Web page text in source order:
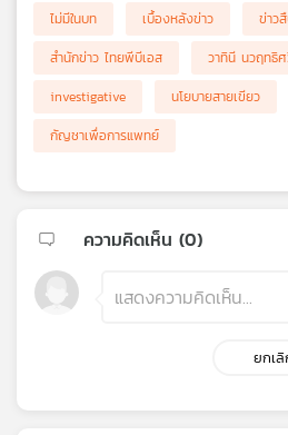
ไม่มีในบท
เบื้องหลังข่าว
ข่าว
สำนักข่าว ไทยพีบีเอส
วาทินี นวฤทธิ
investigative
นโยบายสายเขียว
กัญชาเพื่อการแพทย์
ความคิดเห็น (0)
ยกเลิ